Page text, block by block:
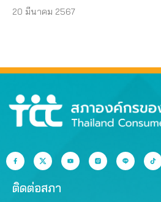
20 มีนาคม 2567
ติดต่อสภา